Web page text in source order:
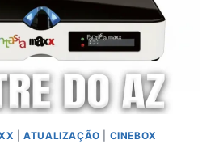
|ATUALIZAÇÃO CINEBOX